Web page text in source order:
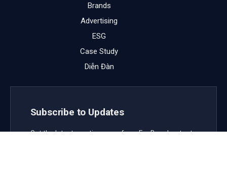
Brands
Advertising
ESG
Case Study
Diễn Đàn
Subscribe to Updates
Get the latest creative news from FooBar about art,